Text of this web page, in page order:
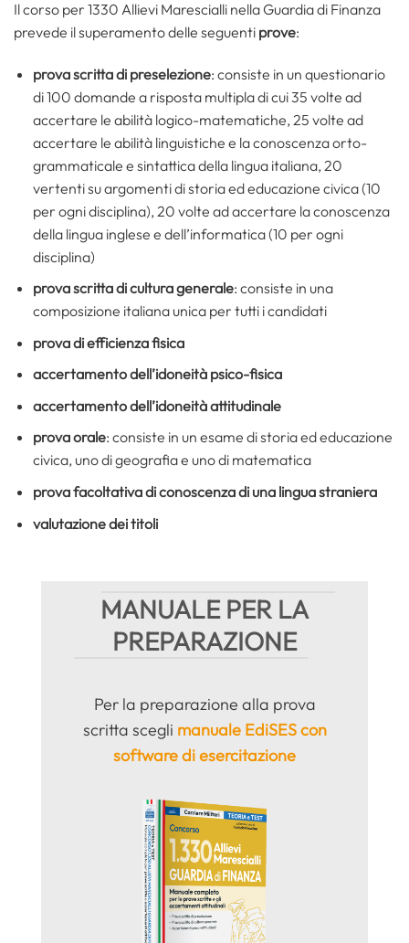
Il corso per 1330 Allievi Marescialli nella Guardia di Finanza
prevede il superamento delle seguenti prove:
prova scritta di preselezione: consiste in un questionario
di 100 domande a risposta multipla di cui 35 volte ad
accertare le abilità logico-matematiche, 25 volte ad
accertare le abilità linguistiche e la conoscenza orto-
grammaticale e sintattica della lingua italiana, 20
vertenti su argomenti di storia ed educazione civica (10
per ogni disciplina), 20 volte ad accertare la conoscenza
della lingua inglese e dell’informatica (10 per ogni
disciplina)
prova scritta di cultura generale: consiste in una
composizione italiana unica per tutti i candidati
prova di efficienza fisica
accertamento dell’idoneità psico-fisica
accertamento dell’idoneità attitudinale
prova orale: consiste in un esame di storia ed educazione
civica, uno di geografia e uno di matematica
prova facoltativa di conoscenza di una lingua straniera
valutazione dei titoli
MANUALE PER LA
PREPARAZIONE
Per la preparazione alla prova
scritta scegli manuale EdiSES con
software di esercitazione